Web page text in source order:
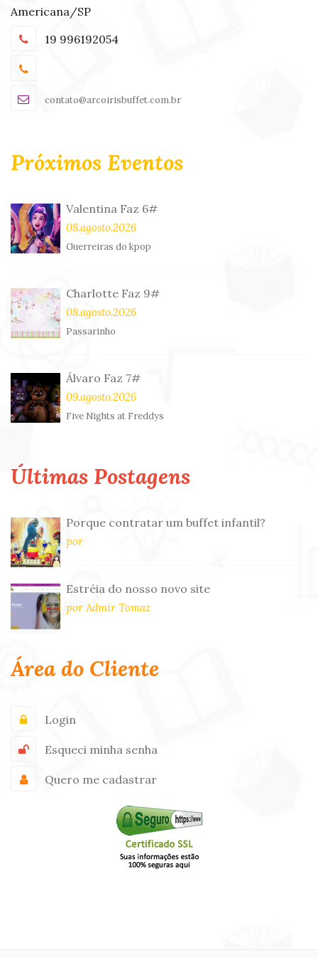
Americana/SP
19 996192054
contato@arcoirisbuffet.com.br
Próximos Eventos
Valentina Faz 6#
08.agosto.2026
Guerreiras do kpop
Charlotte Faz 9#
08.agosto.2026
Passarinho
Álvaro Faz 7#
09.agosto.2026
Five Nights at Freddys
Últimas Postagens
Porque contratar um buffet infantil?
por
Estréia do nosso novo site
por Admir Tomaz
Área do Cliente
Login
Esqueci minha senha
Quero me cadastrar